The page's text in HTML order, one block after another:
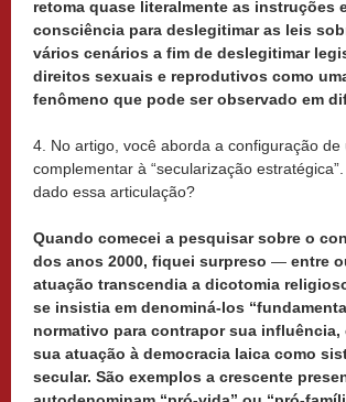
retoma quase literalmente as instruções
consciência para deslegitimar as leis
vários cenários a fim de deslegitimar
direitos sexuais e reprodutivos como
fenômeno que pode ser observado em
4. No artigo, você aborda a configuração
complementar à “secularização
dado essa articulação?
Quando comecei a pesquisar sobre o
dos anos 2000, fiquei surpreso — entre
atuação transcendia a dicotomia
se insistia em denominá-los
normativo para contrapor sua
sua atuação à democracia laica como
secular. São exemplos a crescente